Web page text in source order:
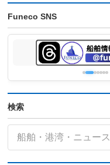
Funeco SNS
検索